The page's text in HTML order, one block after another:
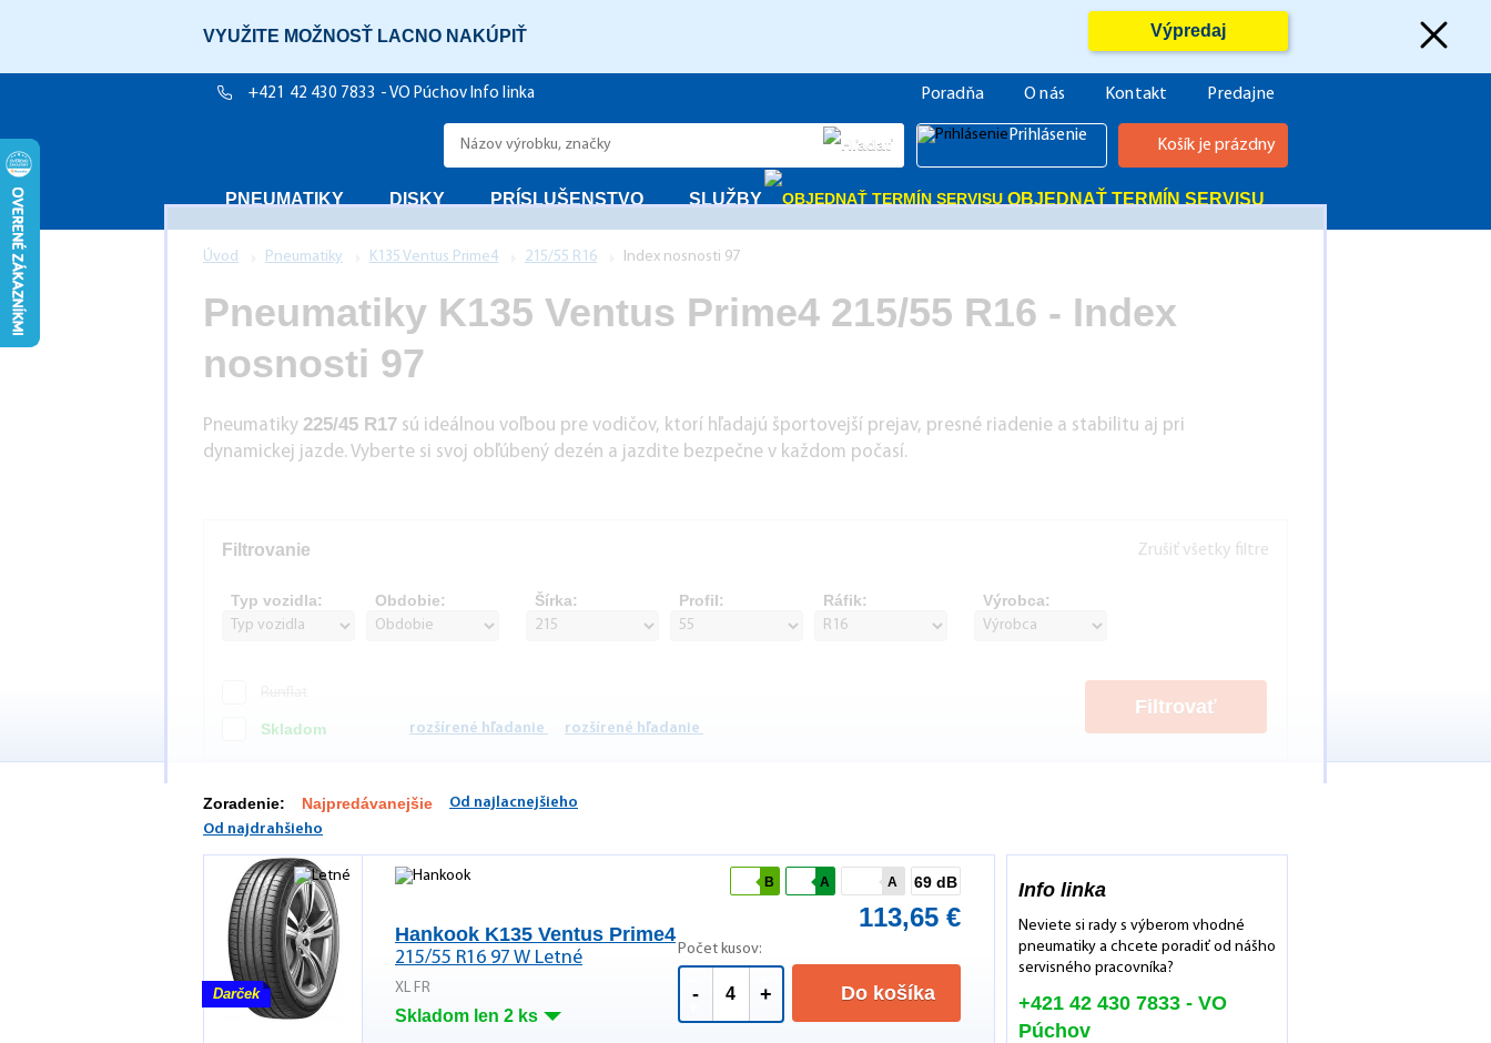
VYUŽITE MOŽNOSŤ LACNO NAKÚPIŤ Výpredaj
Košík je prázdny
Prihlásenie
+421 42 430 7833 - VO Púchov Info linka Poradňa O nás Kontakt Predajne
PNEUMATIKY DISKY PRÍSLUŠENSTVO SLUŽBY OBJEDNAŤ TERMÍN SERVISU
Úvod Pneumatiky K135 Ventus Prime4 215/55 R16 Index nosnosti 97
Pneumatiky K135 Ventus Prime4 215/55 R16 - Index
nosnosti 97
Pneumatiky 225/45 R17 sú ideálnou voľbou pre vodičov, ktorí hľadajú športovejší prejav, presné riadenie a stabilitu aj pri
dynamickej jazde. Vyberte si svoj obľúbený dezén a jazdite bezpečne v každom počasí.
Filtrovanie Zrušiť všetky filtre
Typ vozidla: Obdobie: Šírka: Profil: Ráfik: Výrobca:
Skladom rozšírené hľadanie rozšírené hľadanie
Filtrovať
Zoradenie: Najpredávanejšie
Od najlacnejšieho
Od najdrahšieho
Darček
Hankook K135 Ventus Prime4
215/55 R16 97 W Letné
XL FR
Skladom len 2 ks
B A A 69 dB
113,65 €
Počet kusov:
- + Do košíka
Info linka
Neviete si rady s výberom vhodné
pneumatiky a chcete poradiť od nášho
servisného pracovníka?
+421 42 430 7833 - VO
Púchov